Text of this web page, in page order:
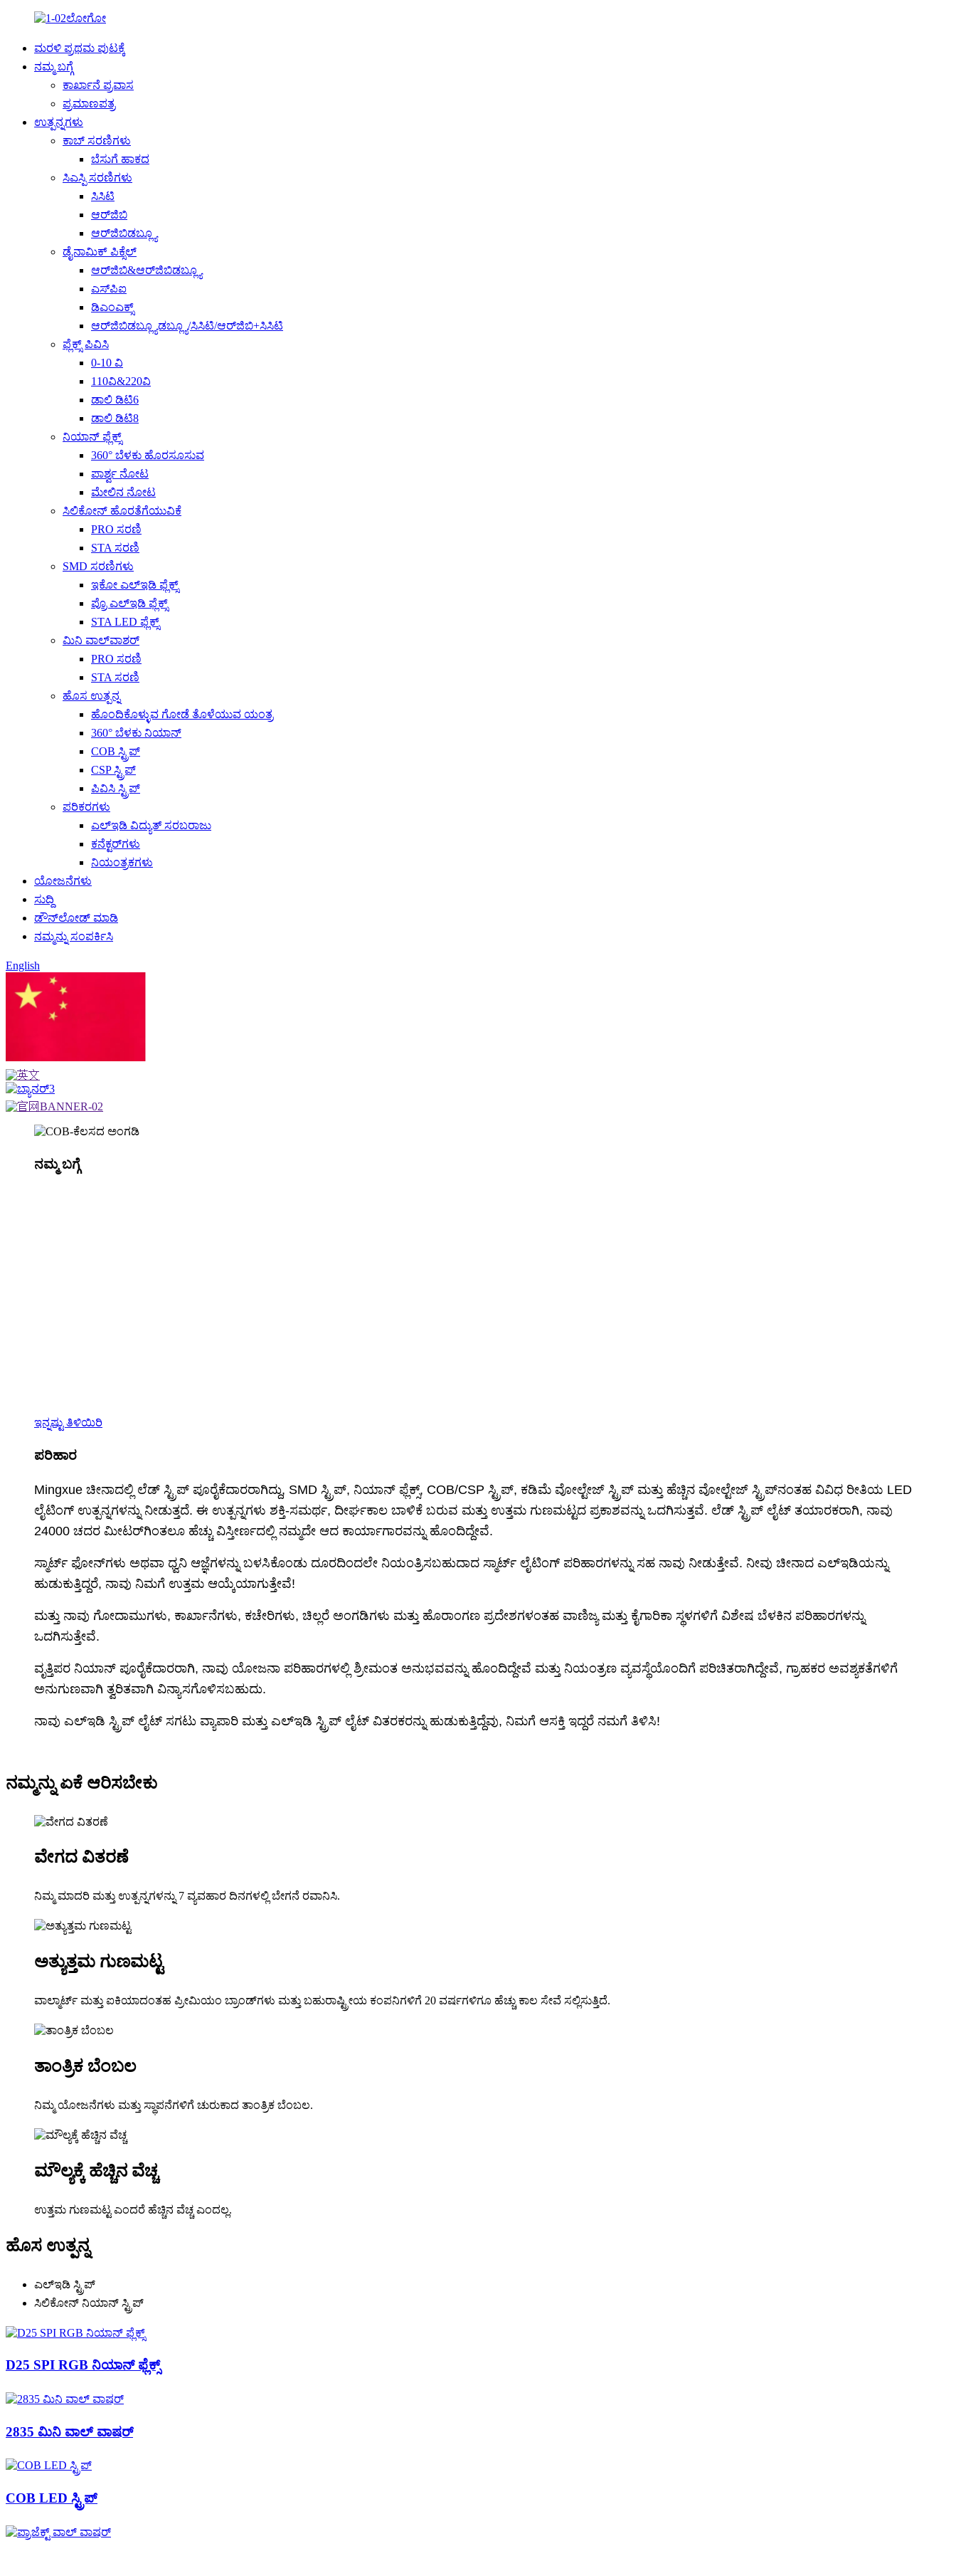
ಮರಳಿ ಪ್ರಥಮ ಪುಟಕ್ಕೆ
ನಮ್ಮ ಬಗ್ಗೆ
ಕಾರ್ಖಾನೆ ಪ್ರವಾಸ
ಪ್ರಮಾಣಪತ್ರ
ಉತ್ಪನ್ನಗಳು
ಕಾಬ್ ಸರಣಿಗಳು
ಬೆಸುಗೆ ಹಾಕದ
ಸಿಎಸ್ಪಿ ಸರಣಿಗಳು
ಸಿಸಿಟಿ
ಆರ್‌ಜಿಬಿ
ಆರ್‌ಜಿಬಿಡಬ್ಲ್ಯೂ
ಡೈನಾಮಿಕ್ ಪಿಕ್ಸೆಲ್
ಆರ್‌ಜಿಬಿ&ಆರ್‌ಜಿಬಿಡಬ್ಲ್ಯೂ
ಎಸ್‌ಪಿಐ
ಡಿಎಂಎಕ್ಸ್
ಆರ್‌ಜಿಬಿಡಬ್ಲ್ಯೂಡಬ್ಲ್ಯೂ/ಸಿಸಿಟಿ/ಆರ್‌ಜಿಬಿ+ಸಿಸಿಟಿ
ಫ್ಲೆಕ್ಸ್ ಪಿವಿಸಿ
0-10 ವಿ
110ವಿ&220ವಿ
ಡಾಲಿ ಡಿಟಿ6
ಡಾಲಿ ಡಿಟಿ8
ನಿಯಾನ್ ಫ್ಲೆಕ್ಸ್
360° ಬೆಳಕು ಹೊರಸೂಸುವ
ಪಾರ್ಶ್ವ ನೋಟ
ಮೇಲಿನ ನೋಟ
ಸಿಲಿಕೋನ್ ಹೊರತೆಗೆಯುವಿಕೆ
PRO ಸರಣಿ
STA ಸರಣಿ
SMD ಸರಣಿಗಳು
ಇಕೋ ಎಲ್ಇಡಿ ಫ್ಲೆಕ್ಸ್
ಪ್ರೊ ಎಲ್ಇಡಿ ಫ್ಲೆಕ್ಸ್
STA LED ಫ್ಲೆಕ್ಸ್
ಮಿನಿ ವಾಲ್‌ವಾಶರ್
PRO ಸರಣಿ
STA ಸರಣಿ
ಹೊಸ ಉತ್ಪನ್ನ
ಹೊಂದಿಕೊಳ್ಳುವ ಗೋಡೆ ತೊಳೆಯುವ ಯಂತ್ರ
360° ಬೆಳಕು ನಿಯಾನ್
COB ಸ್ಟ್ರಿಪ್
CSP ಸ್ಟ್ರಿಪ್
ಪಿವಿಸಿ ಸ್ಟ್ರಿಪ್
ಪರಿಕರಗಳು
ಎಲ್ಇಡಿ ವಿದ್ಯುತ್ ಸರಬರಾಜು
ಕನೆಕ್ಟರ್‌ಗಳು
ನಿಯಂತ್ರಕಗಳು
ಯೋಜನೆಗಳು
ಸುದ್ದಿ
ಡೌನ್‌ಲೋಡ್ ಮಾಡಿ
ನಮ್ಮನ್ನು ಸಂಪರ್ಕಿಸಿ
English
ನಮ್ಮ ಬಗ್ಗೆ
ಇನ್ನಷ್ಟು ತಿಳಿಯಿರಿ
ಪರಿಹಾರ
Mingxue ಚೀನಾದಲ್ಲಿ ಲೆಡ್ ಸ್ಟ್ರಿಪ್ ಪೂರೈಕೆದಾರರಾಗಿದ್ದು, SMD ಸ್ಟ್ರಿಪ್, ನಿಯಾನ್ ಫ್ಲೆಕ್ಸ್, COB/CSP ಸ್ಟ್ರಿಪ್, ಕಡಿಮೆ ವೋಲ್ಟೇಜ್ ಸ್ಟ್ರಿಪ್ ಮತ್ತು ಹೆಚ್ಚಿನ ವೋಲ್ಟೇಜ್ ಸ್ಟ್ರಿಪ್‌ನಂತಹ ವಿವಿಧ ರೀತಿಯ LED
ಲೈಟಿಂಗ್ ಉತ್ಪನ್ನಗಳನ್ನು ನೀಡುತ್ತದೆ. ಈ ಉತ್ಪನ್ನಗಳು ಶಕ್ತಿ-ಸಮರ್ಥ, ದೀರ್ಘಕಾಲ ಬಾಳಿಕೆ ಬರುವ ಮತ್ತು ಉತ್ತಮ ಗುಣಮಟ್ಟದ ಪ್ರಕಾಶವನ್ನು ಒದಗಿಸುತ್ತವೆ. ಲೆಡ್ ಸ್ಟ್ರಿಪ್ ಲೈಟ್ ತಯಾರಕರಾಗಿ, ನಾವು
24000 ಚದರ ಮೀಟರ್‌ಗಿಂತಲೂ ಹೆಚ್ಚು ವಿಸ್ತೀರ್ಣದಲ್ಲಿ ನಮ್ಮದೇ ಆದ ಕಾರ್ಯಾಗಾರವನ್ನು ಹೊಂದಿದ್ದೇವೆ.
ಸ್ಮಾರ್ಟ್ ಫೋನ್‌ಗಳು ಅಥವಾ ಧ್ವನಿ ಆಜ್ಞೆಗಳನ್ನು ಬಳಸಿಕೊಂಡು ದೂರದಿಂದಲೇ ನಿಯಂತ್ರಿಸಬಹುದಾದ ಸ್ಮಾರ್ಟ್ ಲೈಟಿಂಗ್ ಪರಿಹಾರಗಳನ್ನು ಸಹ ನಾವು ನೀಡುತ್ತೇವೆ. ನೀವು ಚೀನಾದ ಎಲ್‌ಇಡಿಯನ್ನು
ಹುಡುಕುತ್ತಿದ್ದರೆ, ನಾವು ನಿಮಗೆ ಉತ್ತಮ ಆಯ್ಕೆಯಾಗುತ್ತೇವೆ!
ಮತ್ತು ನಾವು ಗೋದಾಮುಗಳು, ಕಾರ್ಖಾನೆಗಳು, ಕಚೇರಿಗಳು, ಚಿಲ್ಲರೆ ಅಂಗಡಿಗಳು ಮತ್ತು ಹೊರಾಂಗಣ ಪ್ರದೇಶಗಳಂತಹ ವಾಣಿಜ್ಯ ಮತ್ತು ಕೈಗಾರಿಕಾ ಸ್ಥಳಗಳಿಗೆ ವಿಶೇಷ ಬೆಳಕಿನ ಪರಿಹಾರಗಳನ್ನು
ಒದಗಿಸುತ್ತೇವೆ.
ವೃತ್ತಿಪರ ನಿಯಾನ್ ಪೂರೈಕೆದಾರರಾಗಿ, ನಾವು ಯೋಜನಾ ಪರಿಹಾರಗಳಲ್ಲಿ ಶ್ರೀಮಂತ ಅನುಭವವನ್ನು ಹೊಂದಿದ್ದೇವೆ ಮತ್ತು ನಿಯಂತ್ರಣ ವ್ಯವಸ್ಥೆಯೊಂದಿಗೆ ಪರಿಚಿತರಾಗಿದ್ದೇವೆ, ಗ್ರಾಹಕರ ಅವಶ್ಯಕತೆಗಳಿಗೆ
ಅನುಗುಣವಾಗಿ ತ್ವರಿತವಾಗಿ ವಿನ್ಯಾಸಗೊಳಿಸಬಹುದು.
ನಾವು ಎಲ್ಇಡಿ ಸ್ಟ್ರಿಪ್ ಲೈಟ್ ಸಗಟು ವ್ಯಾಪಾರಿ ಮತ್ತು ಎಲ್ಇಡಿ ಸ್ಟ್ರಿಪ್ ಲೈಟ್ ವಿತರಕರನ್ನು ಹುಡುಕುತ್ತಿದ್ದೆವು, ನಿಮಗೆ ಆಸಕ್ತಿ ಇದ್ದರೆ ನಮಗೆ ತಿಳಿಸಿ!
ನಮ್ಮನ್ನು ಏಕೆ ಆರಿಸಬೇಕು
ವೇಗದ ವಿತರಣೆ
ನಿಮ್ಮ ಮಾದರಿ ಮತ್ತು ಉತ್ಪನ್ನಗಳನ್ನು 7 ವ್ಯವಹಾರ ದಿನಗಳಲ್ಲಿ ಬೇಗನೆ ರವಾನಿಸಿ.
ಅತ್ಯುತ್ತಮ ಗುಣಮಟ್ಟ
ವಾಲ್ಮಾರ್ಟ್ ಮತ್ತು ಐಕಿಯಾದಂತಹ ಪ್ರೀಮಿಯಂ ಬ್ರಾಂಡ್‌ಗಳು ಮತ್ತು ಬಹುರಾಷ್ಟ್ರೀಯ ಕಂಪನಿಗಳಿಗೆ 20 ವರ್ಷಗಳಿಗೂ ಹೆಚ್ಚು ಕಾಲ ಸೇವೆ ಸಲ್ಲಿಸುತ್ತಿದೆ.
ತಾಂತ್ರಿಕ ಬೆಂಬಲ
ನಿಮ್ಮ ಯೋಜನೆಗಳು ಮತ್ತು ಸ್ಥಾಪನೆಗಳಿಗೆ ಚುರುಕಾದ ತಾಂತ್ರಿಕ ಬೆಂಬಲ.
ಮೌಲ್ಯಕ್ಕೆ ಹೆಚ್ಚಿನ ವೆಚ್ಚ
ಉತ್ತಮ ಗುಣಮಟ್ಟ ಎಂದರೆ ಹೆಚ್ಚಿನ ವೆಚ್ಚ ಎಂದಲ್ಲ.
ಹೊಸ ಉತ್ಪನ್ನ
ಎಲ್ಇಡಿ ಸ್ಟ್ರಿಪ್
ಸಿಲಿಕೋನ್ ನಿಯಾನ್ ಸ್ಟ್ರಿಪ್
D25 SPI RGB ನಿಯಾನ್ ಫ್ಲೆಕ್ಸ್
2835 ಮಿನಿ ವಾಲ್ ವಾಷರ್
COB LED ಸ್ಟ್ರಿಪ್